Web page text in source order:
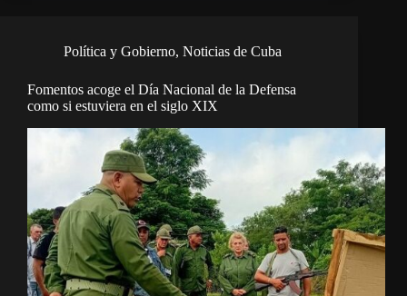
Política y Gobierno, Noticias de Cuba
Fomentos acoge el Día Nacional de la Defensa
como si estuviera en el siglo XIX